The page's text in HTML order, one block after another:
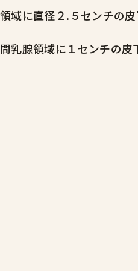
域に直径２.５センチの
領域に１センチの皮